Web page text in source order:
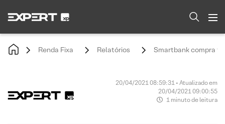
Renda Fixa Relatórios Smartbank compra
20/04/2021 08:59:31 • Atualizado em
20/04/2021 09:00:55
1 minuto de leitura